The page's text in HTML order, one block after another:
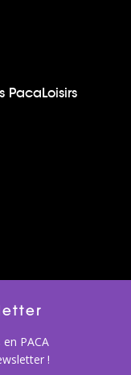
PacaLoisirs
PACA
!